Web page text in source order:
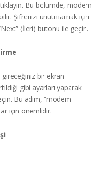
Bu bölümde, modem
Şifrenizi unutmamak için
(İleri) butonu ile geçin.
bir ekran
gibi ayarları yaparak
Bu adım, “modem
için önemlidir.